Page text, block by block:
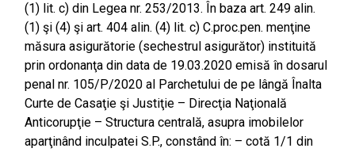
(1) lit. c) din Legea nr. 253/2013. În baza art. 249 alin.
(1) şi (4) şi art. 404 alin. (4) lit. c) C.proc.pen. menţine
măsura asigurătorie (sechestrul asigurător) instituită
prin ordonanţa din data de 19.03.2020 emisă în dosarul
penal nr. 105/P/2020 al Parchetului de pe lângă Înalta
Curte de Casaţie şi Justiţie – Direcţia Naţională
Anticorupţie – Structura centrală, asupra imobilelor
aparţinând inculpatei S.P., constând în: – cotă 1/1 din